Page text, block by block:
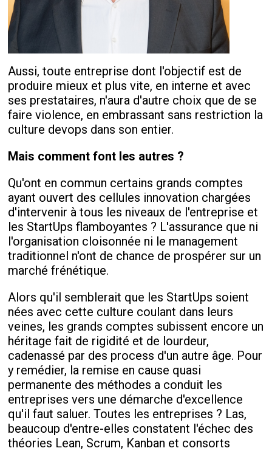
Aussi, toute entreprise dont l'objectif est de
produire mieux et plus vite, en interne et avec
ses prestataires, n'aura d'autre choix que de se
faire violence, en embrassant sans restriction la
culture devops dans son entier.
Mais comment font les autres ?
Qu'ont en commun certains grands comptes
ayant ouvert des cellules innovation chargées
d'intervenir à tous les niveaux de l'entreprise et
les StartUps flamboyantes ? L'assurance que ni
l'organisation cloisonnée ni le management
traditionnel n'ont de chance de prospérer sur un
marché frénétique.
Alors qu'il semblerait que les StartUps soient
nées avec cette culture coulant dans leurs
veines, les grands comptes subissent encore un
héritage fait de rigidité et de lourdeur,
cadenassé par des process d'un autre âge. Pour
y remédier, la remise en cause quasi
permanente des méthodes a conduit les
entreprises vers une démarche d'excellence
qu'il faut saluer. Toutes les entreprises ? Las,
beaucoup d'entre-elles constatent l'échec des
théories Lean, Scrum, Kanban et consorts